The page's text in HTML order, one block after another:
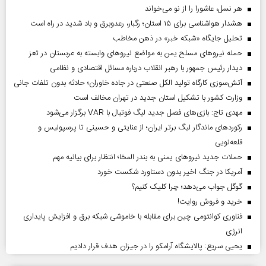
هر نسل، عاشورا را از نو می‌خواند
هشدار هواشناسی برای ۱۵ استان؛ رگبار، رعدوبرق و باد شدید در راه است
تحلیل جایگاه «شبکه خبر» در ذهن مخاطب
حمله نیروهای مسلح یمن به مواضع نیروهای وابسته به عربستان در تعز
دیدار رئیس‌ جمهور با رهبر انقلاب درباره مسائل اقتصادی و نظامی
آتش‌سوزی کارگاه تولید الکل صنعتی در جاده خاوران؛ حادثه بدون تلفات جانی
وزارت کشور با تشکیل استان جدید در تهران مخالف است
مهدی تاج: بازی‌های فصل جدید لیگ فوتبال با VAR برگزار می‌شود
رکورد‌های ماندگار لیگ برتر ایران؛ از عنایتی و حسینی تا پرسپولیس و
قلعه‌نویی
حملات جدید نیروهای یمنی به بندر المخا؛ انتظار برای بیانیه مهم
آمریکا در جنگ اخیر بدون دستاورد شکست خورد
گوگل جواب می‌دهد؛ چرا کلیک کنیم؟
خرید و فروش روایت!
فناوری کوانتومی چین برای مقابله با خاموشی شبکه برق و افزایش پایداری
انرژی
یحیی سریع: پالایشگاه آرامکو را در جیزان هدف قرار دادیم